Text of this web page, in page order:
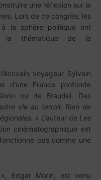
une réflexion sur la
Lors de ce congrès, les
à la sphère politique ont
la thématique de la
voyageur Sylvain
d’une France profonde
ou de Braudel. Des
vie au terroir. Rien de
» L’auteur de Les
cinématographique est
pas comme une
Edgar Morin, est venu